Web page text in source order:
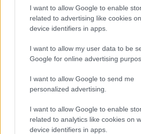
I want to allow Google to enable
related to advertising like cookies
device identifiers in apps.
I want to allow my user data to be
Google for online advertising
I want to allow Google to send me
personalized advertising.
I want to allow Google to enable
related to analytics like cookies on
device identifiers in apps.
Donnie Darko
Az amerikainál némileg könnyebb
magyar nézőnek, hiszen mire
hozzánkRichard Kellysötét
Mindez persze semmit nem vont
avagy a horrornyúl első
Lynch egy újabb velőt rázó
arcba.